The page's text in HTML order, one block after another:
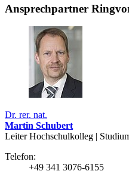
Ansprechpartner
Dr. rer. nat.
Martin Schubert
Leiter Hochschulkolleg |
Telefon:
+49 341 3076-6155